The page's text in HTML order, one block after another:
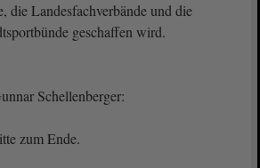
die Landesfachverbände und die
geschaffen wird.
Schellenberger:
zum Ende.